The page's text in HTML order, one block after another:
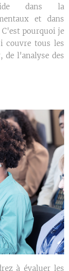
dans la
et dans
pourquoi je
couvre tous les
de l'analyse des
à évaluer les